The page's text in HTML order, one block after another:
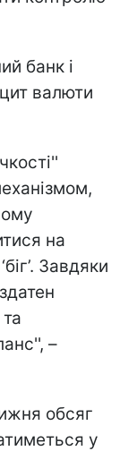
банк і
валюти
на
Завдяки
–
обсяг
у